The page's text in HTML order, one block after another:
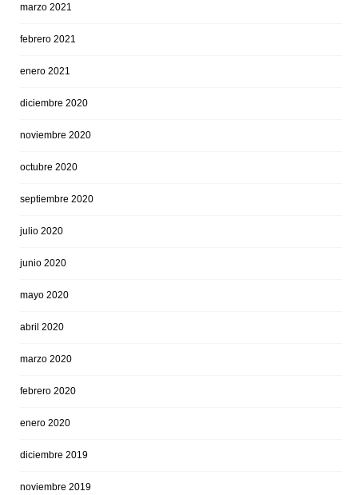
marzo 2021
febrero 2021
enero 2021
diciembre 2020
noviembre 2020
octubre 2020
septiembre 2020
julio 2020
junio 2020
mayo 2020
abril 2020
marzo 2020
febrero 2020
enero 2020
diciembre 2019
noviembre 2019